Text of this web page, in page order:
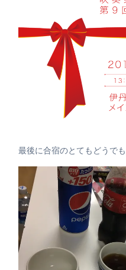
最後に合宿のとてもどうでも